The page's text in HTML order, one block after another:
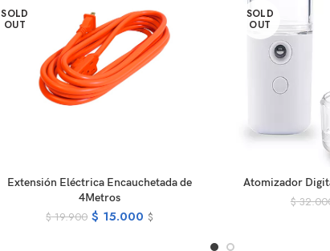
SOLD
OUT
READ MORE
Extensión Eléctrica Encauchetada de
4Metros
$19.900 $ 15.000 $
SOLD
OUT
Atomizador
$